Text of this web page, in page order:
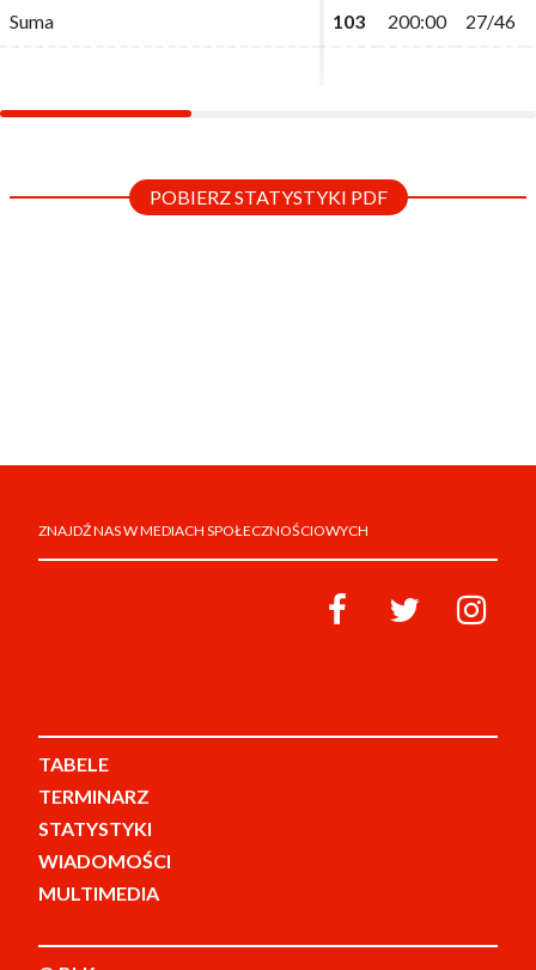
Suma 103 200:00 27/46
Suma 103 200:00 27/46
POBIERZ STATYSTYKI PDF
ZNAJDŹ NAS W MEDIACH SPOŁECZNOŚCIOWYCH
TABELE
TERMINARZ
STATYSTYKI
WIADOMOŚCI
MULTIMEDIA